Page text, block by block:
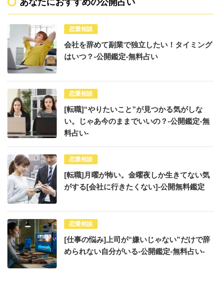
あなたにおすすめの公開占い
恋愛相談
会社を辞めて副業で独立したい！タイミング
はいつ？-公開鑑定-無料占い
恋愛相談
[転職]“やりたいこと”が見つかる気がしな
い。じゃあ今のままでいいの？-公開鑑定-無
料占い-
恋愛相談
[転職]月曜が怖い。金曜夜しか生きてない気
がする[会社に行きたくない]-公開無料鑑定
恋愛相談
[仕事の悩み]上司が“嫌いじゃない”だけで辞
められない自分がいる-公開鑑定-無料占い-